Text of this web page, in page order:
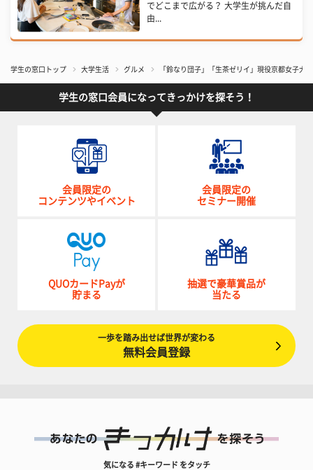
でどこまで広がる？ 大学生が挑んだ自
由...
学生の窓口トップ 大学生活 グルメ 「鈴なり団子」「生茶ゼリイ」現役京都女子大
学生の窓口会員になってきっかけを探そう！
会員限定の
コンテンツやイベント
会員限定の
セミナー開催
QUOカードPayが
貯まる
抽選で豪華賞品が
当たる
一歩を踏み出せば世界が変わる
無料会員登録
気になる #キーワード をタッチ